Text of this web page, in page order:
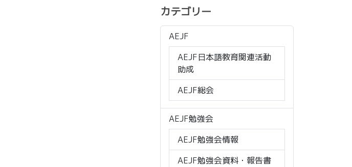
カテゴリー
AEJF
AEJF日本語教育関連活動
助成
AEJF総会
AEJF勉強会
AEJF勉強会情報
AEJF勉強会資料・報告書